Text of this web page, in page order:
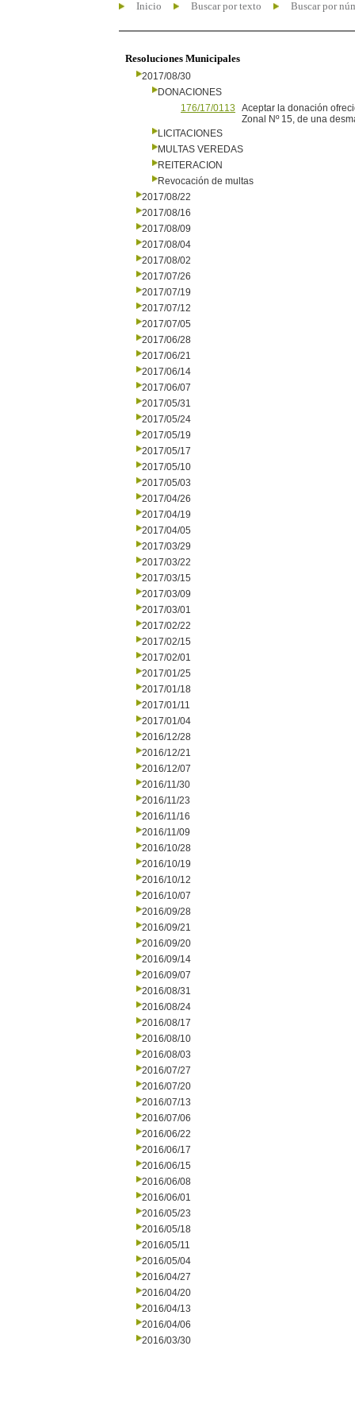
Inicio Buscar por texto Buscar por
Resoluciones Municipales
2017/08/30
DONACIONES
176/17/0113
Aceptar la donación
Zonal Nº 15, de una
LICITACIONES
MULTAS VEREDAS
REITERACION
Revocación de multas
2017/08/22
2017/08/16
2017/08/09
2017/08/04
2017/08/02
2017/07/26
2017/07/19
2017/07/12
2017/07/05
2017/06/28
2017/06/21
2017/06/14
2017/06/07
2017/05/31
2017/05/24
2017/05/19
2017/05/17
2017/05/10
2017/05/03
2017/04/26
2017/04/19
2017/04/05
2017/03/29
2017/03/22
2017/03/15
2017/03/09
2017/03/01
2017/02/22
2017/02/15
2017/02/01
2017/01/25
2017/01/18
2017/01/11
2017/01/04
2016/12/28
2016/12/21
2016/12/07
2016/11/30
2016/11/23
2016/11/16
2016/11/09
2016/10/28
2016/10/19
2016/10/12
2016/10/07
2016/09/28
2016/09/21
2016/09/20
2016/09/14
2016/09/07
2016/08/31
2016/08/24
2016/08/17
2016/08/10
2016/08/03
2016/07/27
2016/07/20
2016/07/13
2016/07/06
2016/06/22
2016/06/17
2016/06/15
2016/06/08
2016/06/01
2016/05/23
2016/05/18
2016/05/11
2016/05/04
2016/04/27
2016/04/20
2016/04/13
2016/04/06
2016/03/30